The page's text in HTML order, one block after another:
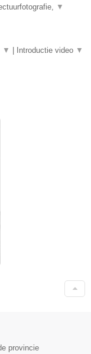
▼
▼ Introductie video ▼
provincie